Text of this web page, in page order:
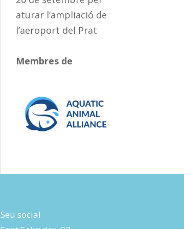
aturar l’ampliació de
l’aeroport del Prat
Membres de
Seu social